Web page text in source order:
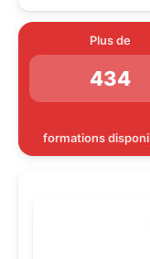
Plus de
434
formations